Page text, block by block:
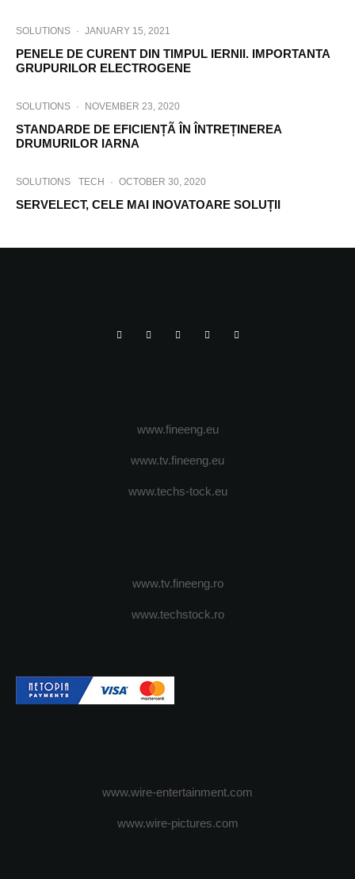
SOLUTIONS · JANUARY 15, 2021
PENELE DE CURENT DIN TIMPUL IERNII. IMPORTANTA
GRUPURILOR ELECTROGENE
SOLUTIONS · NOVEMBER 23, 2020
STANDARDE DE EFICIENȚÃ ÎN ÎNTREȚINEREA
DRUMURILOR IARNA
SOLUTIONS TECH · OCTOBER 30, 2020
SERVELECT, CELE MAI INOVATOARE SOLUȚII
www.fineeng.eu
www.tv.fineeng.eu
www.techs-tock.eu
www.tv.fineeng.ro
www.techstock.ro
www.wire-entertainment.com
www.wire-pictures.com